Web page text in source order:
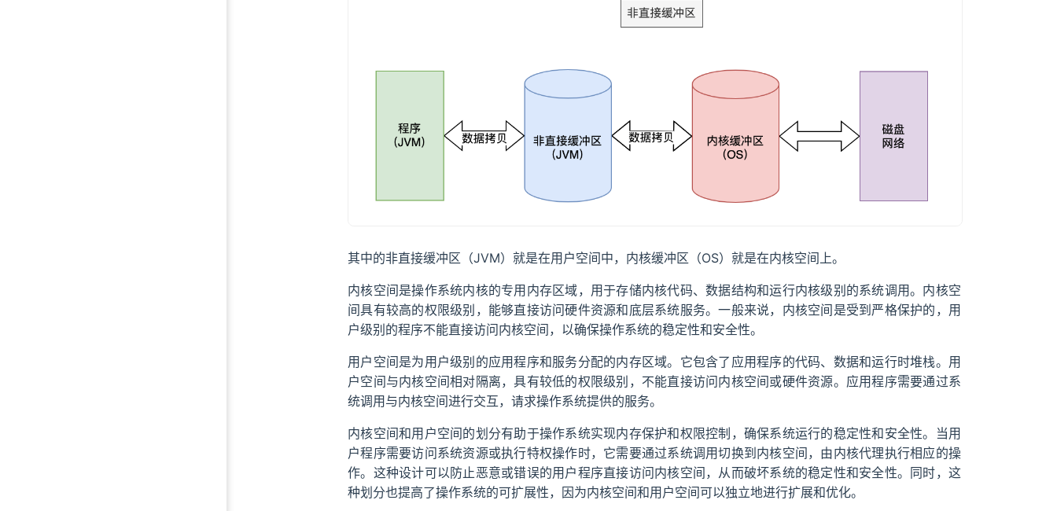
其中的非直接缓冲区（JVM）就是在用户空间中，内核缓冲区（OS）就是在内核空间上。
内核空间是操作系统内核的专用内存区域，用于存储内核代码、数据结构和运行内核级别的系统调用。内核空
间具有较高的权限级别，能够直接访问硬件资源和底层系统服务。一般来说，内核空间是受到严格保护的，用
户级别的程序不能直接访问内核空间，以确保操作系统的稳定性和安全性。
用户空间是为用户级别的应用程序和服务分配的内存区域。它包含了应用程序的代码、数据和运行时堆栈。用
户空间与内核空间相对隔离，具有较低的权限级别，不能直接访问内核空间或硬件资源。应用程序需要通过系
统调用与内核空间进行交互，请求操作系统提供的服务。
内核空间和用户空间的划分有助于操作系统实现内存保护和权限控制，确保系统运行的稳定性和安全性。当用
户程序需要访问系统资源或执行特权操作时，它需要通过系统调用切换到内核空间，由内核代理执行相应的操
作。这种设计可以防止恶意或错误的用户程序直接访问内核空间，从而破坏系统的稳定性和安全性。同时，这
种划分也提高了操作系统的可扩展性，因为内核空间和用户空间可以独立地进行扩展和优化。